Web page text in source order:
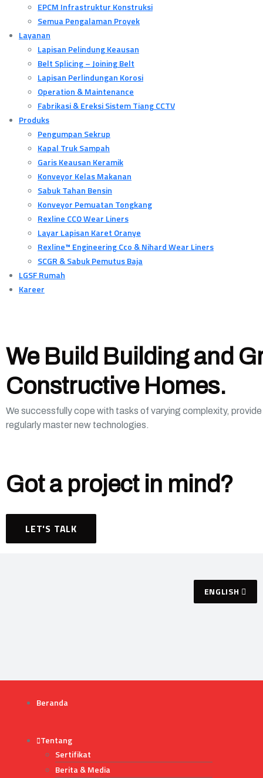
EPCM Infrastruktur Konstruksi
Semua Pengalaman Proyek
Layanan
Lapisan Pelindung Keausan
Belt Splicing – Joining Belt
Lapisan Perlindungan Korosi
Operation & Maintenance
Fabrikasi & Ereksi Sistem Tiang CCTV
Produks
Pengumpan Sekrup
Kapal Truk Sampah
Garis Keausan Keramik
Konveyor Kelas Makanan
Sabuk Tahan Bensin
Konveyor Pemuatan Tongkang
Rexline CCO Wear Liners
Layar Lapisan Karet Oranye
Rexline™ Engineering Cco & Nihard Wear Liners
SCGR & Sabuk Pemutus Baja
LGSF Rumah
Kareer
We Build Building and
Constructive Homes.
We successfully cope with tasks of varying complexity,
regularly master new technologies.
Got a project in mind?
LET'S TALK
ENGLISH
Beranda
Tentang
Sertifikat
Berita & Media